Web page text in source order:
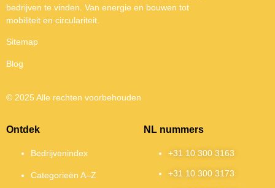
bedrijven te vinden. Van energie en bouwen tot
mobiliteit en circulariteit.
Sitemap
Blog
© 2025 Alle rechten voorbehouden
Ontdek
Bedrijvenindex
Categorieën A–Z
NL nummers
+31 10 300 3163
+31 10 300 3173